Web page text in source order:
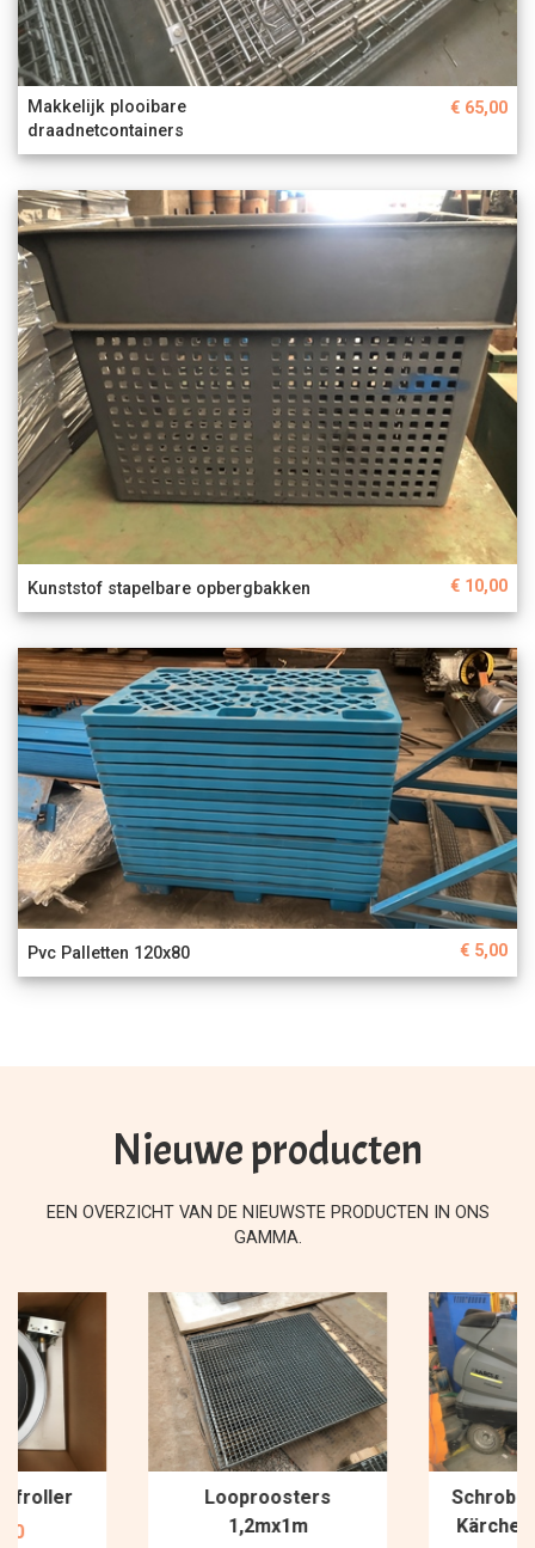
Makkelijk plooibare
draadnetcontainers
€ 65,00
Kunststof stapelbare opbergbakken € 10,00
Pvc Palletten 120x80 € 5,00
Nieuwe producten
EEN OVERZICHT VAN DE NIEUWSTE PRODUCTEN IN ONS
GAMMA.
Looproosters
1,2mx1m
Schrob-/
Kärcher